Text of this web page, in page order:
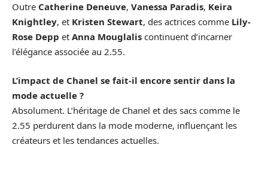
Outre Catherine Deneuve, Vanessa Paradis, Keira
Knightley, et Kristen Stewart, des actrices comme Lily-
Rose Depp et Anna Mouglalis continuent d’incarner
l’élégance associée au 2.55.
L’impact de Chanel se fait-il encore sentir dans la
mode actuelle ?
Absolument. L’héritage de Chanel et des sacs comme le
2.55 perdurent dans la mode moderne, influençant les
créateurs et les tendances actuelles.